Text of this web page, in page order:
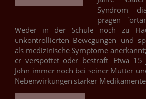
Syndrom
prägen
Weder in der Schule noch zu
unkontrollierten Bewegungen und
als medizinische Symptome
er verspottet oder bestraft. Etwa 15
John immer noch bei seiner Mutter
Nebenwirkungen starker